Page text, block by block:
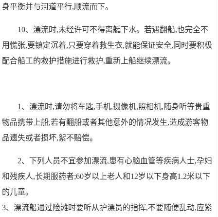
身平衡并与河道平行,顺流而下。
10、漂流时,未经许可不得离艇下水。若遇翻船,也完全不
用慌张,要镇定沉着,只要穿着救生衣,就能保证安全,同时要积极
配合船工的救护措施进行救护,重新上船继续漂流。
1、漂流时,请勿将车匙,手机,摄像机,照相机,随身听等贵重
物品携带上船,若有翻船或者其他意外的情况发生,造成游客物
品遗失或者损坏,絮不赔偿。
2、下列人员不宜参加漂流,患有心脑血管等疾病人士,孕妇
和残疾人,长期服药者;60岁以上老人和12岁以下身高1.2米以下
的儿童。
3、漂流船通过险滩时要听从护漂员的指挥,不要随便乱动,应紧